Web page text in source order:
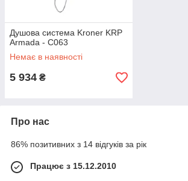
Душова система Kroner KRP
Armada - C063
Немає в наявності
5 934 ₴
Про нас
86% позитивних з 14 відгуків за рік
Працює з 15.12.2010